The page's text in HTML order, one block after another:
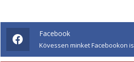
Facebook
Kövessen minket Facebookon is